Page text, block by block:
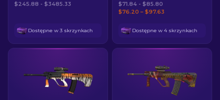
$245.88 - $3485.33
Dostępne w 3 skrzynkach
$71.84 - $85.80
$76.20 – $97.63
Dostępne w 4 skrzynkach